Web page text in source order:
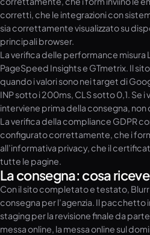
corretti, che le integrazioni con
sia correttamente visualizzato su
principali browser.
La verifica delle performance misura
PageSpeed Insights e GTmetrix. Il
quando i valori sono nei target di
INP sotto i 200ms, CLS sotto 0,1. Se i
interviene prima della consegna, non
La verifica della compliance GDPR
configurato correttamente, che i
all’informativa privacy, che il
tutte le pagine.
La consegna: cosa riceve
Con il sito completato e testato,
consegna per l’agenzia. Il pacchetto
staging per la revisione finale da
messa online, la messa online sul